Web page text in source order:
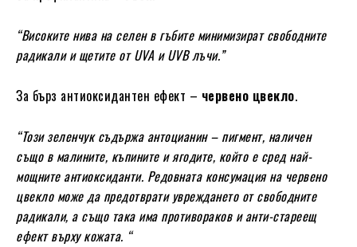
“Високите нива на селен в гъбите минимизират свободните
радикали и щетите от UVA и UVB лъчи.”
За бърз антиоксидантен ефект – червено цвекло.
“Този зеленчук съдържа антоцианин – пигмент, наличен
също в малините, къпините и ягодите, който е сред най-
мощните антиоксиданти. Редовната консумация на червено
цвекло може да предотврати увреждането от свободните
радикали, а също така има противораков и анти-стареещ
ефект върху кожата. “